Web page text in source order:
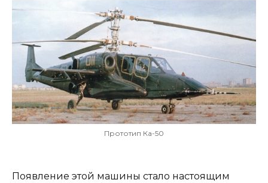
Прототип Ка-50
Появление этой машины стало настоящим